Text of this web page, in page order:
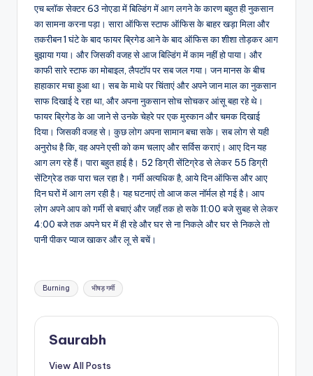
एच ब्लॉक सेक्टर 63 नोएडा में बिल्डिंग में आग लगने के कारण बहुत ही नुकसान
का सामना करना पड़ा। सारा ऑफिस स्टाफ ऑफिस के बाहर खड़ा मिला और
तकरीबन 1 घंटे के बाद फायर ब्रिगेड आने के बाद ऑफिस का शीशा तोड़कर आग
बुझाया गया। और जिसकी वजह से आज बिल्डिंग में काम नहीं हो पाया। और
काफी सारे स्टाफ का मोबाइल, लैपटॉप पर सब जल गया। जन मानस के बीच
हाहाकार मचा हुआ था। सब के माथे पर चिंताएं और अपने जान माल का नुकसान
साफ दिखाई दे रहा था, और अपना नुकसान सोच सोचकर आंसू बहा रहे थे।
फायर ब्रिगेड के आ जाने से उनके चेहरे पर एक मुस्कान और चमक दिखाई
दिया। जिसकी वजह से। कुछ लोग अपना सामान बचा सके। सब लोग से यही
अनुरोध है कि, वह अपने एसी को कम चलाए और सर्विस कराएं। आए दिन यह
आग लग रहे हैं। पारा बहुत हाई है। 52 डिग्री सेंटिग्रेड से लेकर 55 डिग्री
सेंटिग्रेड तक पारा चल रहा है। गर्मी अत्यधिक है, आये दिन ऑफिस और आए
दिन घरों में आग लग रही है। यह घटनाएं तो आज कल नॉर्मल हो गई है। आप
लोग अपने आप को गर्मी से बचाएं और जहाँ तक हो सके 11:00 बजे सुबह से लेकर
4:00 बजे तक अपने घर में ही रहे और घर से ना निकले और घर से निकले तो
पानी पीकर प्याज खाकर और लू से बचें।
Tags:
Burning भीषड़ गर्मी
Saurabh
View All Posts